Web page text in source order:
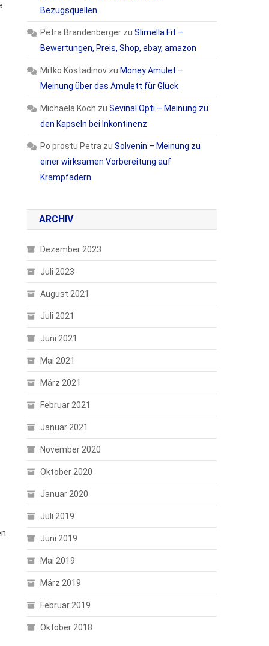
Bezugsquellen
Petra Brandenberger zuSlimella Fit –
Bewertungen, Preis, Shop, ebay, amazon
Mitko Kostadinov zu Money Amulet –
Meinung über das Amulett für Glück
Michaela Koch zuSevinal Opti – Meinung zu
den Kapseln bei Inkontinenz
Po prostu Petra zuSolvenin – Meinung zu
einer wirksamen Vorbereitung auf
Krampfadern
ARCHIV
Dezember 2023
Juli 2023
August 2021
Juli 2021
Juni 2021
Mai 2021
März 2021
Februar 2021
Januar 2021
November 2020
Oktober 2020
Januar 2020
Juli 2019
Juni 2019
Mai 2019
März 2019
Februar 2019
Oktober 2018